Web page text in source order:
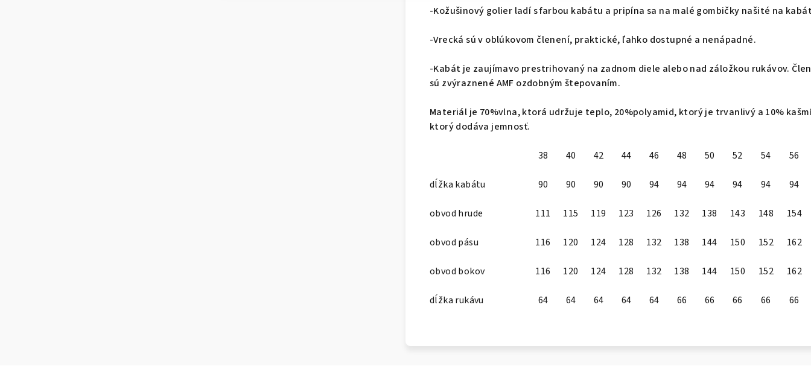
-Kožušinový golier ladí s farbou kabátu a pripína sa na malé gombičky našité na
-Vrecká sú v oblúkovom členení, praktické, ľahko dostupné a nenápadné.
-Kabát je zaujímavo prestrihovaný na zadnom diele alebo nad záložkou rukávov.
sú zvýraznené AMF ozdobným štepovaním.
Materiál je 70%vlna, ktorá udržuje teplo, 20%polyamid, ktorý je trvanlivý a 10%
ktorý dodáva jemnosť.
38 40 42 44 46 48 50 52 54 56
dĺžka kabátu 90 90 90 90 94 94 94 94 94 94
obvod hrude 111 115 119 123 126 132 138 143 148 154
obvod pásu 116 120 124 128 132 138 144 150 152 162
obvod bokov 116 120 124 128 132 138 144 150 152 162
dĺžka rukávu 64 64 64 64 64 66 66 66 66 66